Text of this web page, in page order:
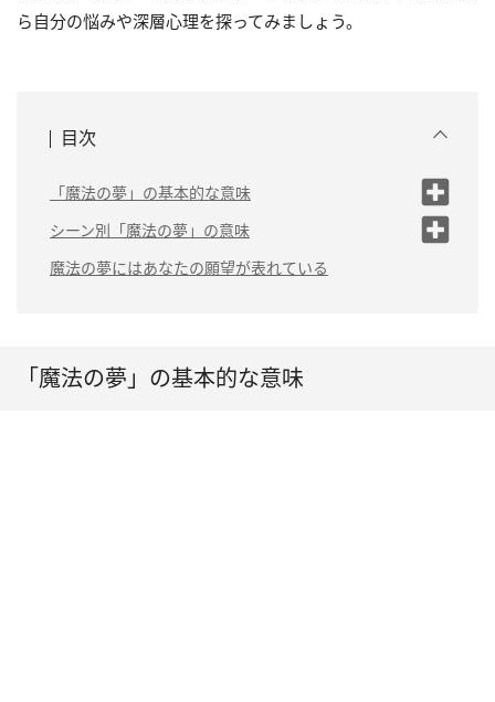
ら自分の悩みや深層心理を探ってみましょう。
目次
「魔法の夢」の基本的な意味
変身願望がある
隠れていた才能に気
づく
シーン別「魔法の夢」の意味
（1）魔法で空を飛ぶ夢は「楽しい事を探している」
（4）魔法で逃げる夢は「精神的に追い詰められてい
魔法の夢にはあなたの願望が表れている
「魔法の夢」の基本的な意味